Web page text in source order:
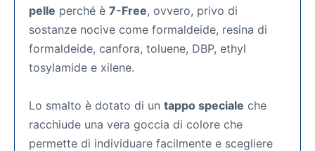
pelle perché è 7-Free, ovvero, privo di
sostanze nocive come formaldeide, resina di
formaldeide, canfora, toluene, DBP, ethyl
tosylamide e xilene.
Lo smalto è dotato di un tappo speciale che
racchiude una vera goccia di colore che
permette di individuare facilmente e scegliere